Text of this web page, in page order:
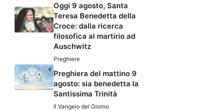
Oggi 9 agosto, Santa
Teresa Benedetta della
Croce: dalla ricerca
filosofica al martirio ad
Auschwitz
Preghiere
Preghiera del mattino 9
agosto: sia benedetta la
Santissima Trinità
Il Vangelo del Giorno